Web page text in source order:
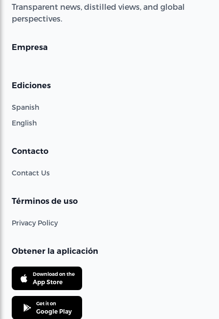
Transparent news, distilled views, and global
perspectives.
Empresa
Ediciones
Spanish
English
Contacto
Contact Us
Términos de uso
Privacy Policy
Obtener la aplicación
Download on the
App Store
Get it on
Google Play